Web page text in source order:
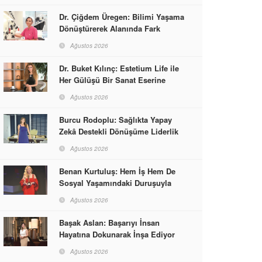
Dr. Çiğdem Üregen: Bilimi Yaşama
Dönüştürerek Alanında Fark
Ağustos 2026
Dr. Buket Kılınç: Estetium Life ile
Her Gülüşü Bir Sanat Eserine
Ağustos 2026
Burcu Rodoplu: Sağlıkta Yapay
Zekâ Destekli Dönüşüme Liderlik
Ağustos 2026
Benan Kurtuluş: Hem İş Hem De
Sosyal Yaşamındaki Duruşuyla
Ağustos 2026
Başak Aslan: Başarıyı İnsan
Hayatına Dokunarak İnşa Ediyor
Ağustos 2026